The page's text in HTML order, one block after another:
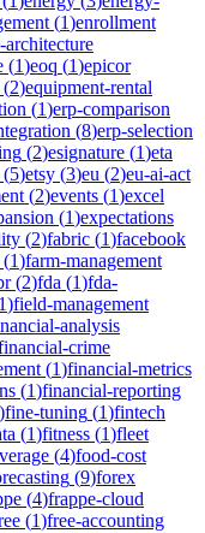
(1)enrollment
architecture
(1)eoq (1)epicor
(2)equipment-rental
(1)erp-comparison
(8)erp-selection
(2)esignature (1)eta
(5)etsy (3)eu (2)eu-ai-act
(2)events (1)excel
(1)expectations
(2)fabric (1)facebook
(1)farm-management
(2)fda (1)fda-
1)field-management
analysis
crime
(1)financial-metrics
(1)financial-reporting
)fine-tuning (1)fintech
(1)fitness (1)fleet
(4)food-cost
(9)forex
(4)frappe-cloud
(1)free-accounting